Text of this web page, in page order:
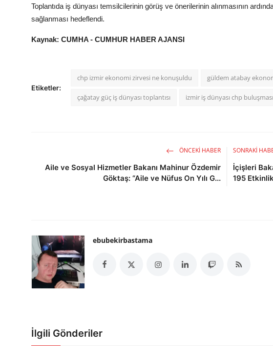
Toplantıda iş dünyası temsilcilerinin görüş ve önerilerinin alınmasının
sağlanması hedeflendi.
Kaynak: CUMHA - CUMHUR HABER AJANSI
Etiketler:
chp izmir ekonomi zirvesi ne konuşuldu güldem atabay
çağatay güç iş dünyası toplantısı izmir iş dünyası chp buluşması
ÖNCEKI HABER
Aile ve Sosyal Hizmetler Bakanı Mahinur Özdemir
Göktaş: “Aile ve Nüfus On Yılı G...
SONRAKI
İçişleri
195
ebubekirbastama
İlgili Gönderiler